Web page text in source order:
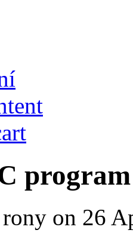
program
rony on 26